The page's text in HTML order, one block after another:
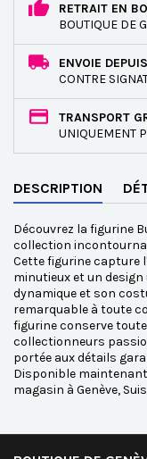
RETRAIT EN
BOUTIQUE DE
ENVOIE
CONTRE
TRANSPORT
UNIQUEMENT
DESCRIPTION
Découvrez la figurine
collection
Cette figurine capture
minutieux et un
dynamique et son
remarquable à toute
figurine conserve
collectionneurs
portée aux détails
Disponible
magasin à Genève,